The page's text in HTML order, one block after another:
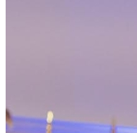
Cruzeiro